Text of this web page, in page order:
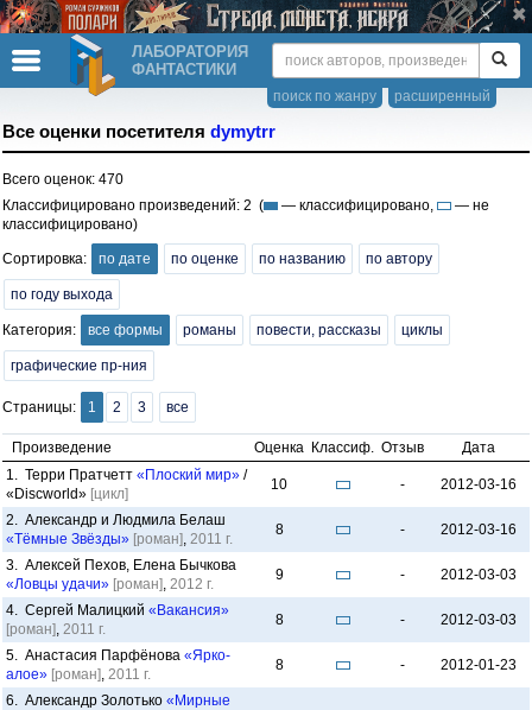
ЛАБОРАТОРИЯ
ФАНТАСТИКИ
расширенный
поиск по жанру
Все оценки посетителя dymytrr
Всего оценок: 470
Классифицировано произведений: 2 (
— классифицировано,
— не
классифицировано)
Сортировка: по дате по оценке по названию по автору
по году выхода
Категория: все формы романы повести, рассказы циклы
графические пр-ния
Страницы: 1 2 3 все
Произведение Оценка Классиф. Отзыв
Дата
1. Терри Пратчетт «Плоский мир» /
«Discworld» [цикл]
10 - 2012-03-16
2. Александр и Людмила Белаш
«Тёмные Звёзды» [роман], 2011 г.
8 - 2012-03-16
3. Алексей Пехов, Елена Бычкова
«Ловцы удачи» [роман], 2012 г.
9 - 2012-03-03
4. Сергей Малицкий «Вакансия»
[роман], 2011 г.
8 - 2012-03-03
5. Анастасия Парфёнова «Ярко-
алое» [роман], 2011 г.
8 - 2012-01-23
6. Александр Золотько «Мирные